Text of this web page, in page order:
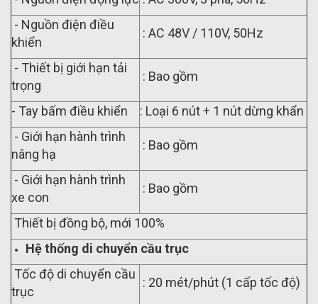
- Nguồn điện điều
khiển
: AC 48V / 110V, 50Hz
- Thiết bị giới hạn tải
trọng
: Bao gồm
- Tay bấm điều khiển
: Loại 6 nút + 1 nút dừng khẩn
- Giới hạn hành trình
nâng hạ
: Bao gồm
- Giới hạn hành trình
xe con
: Bao gồm
Thiết bị đồng bộ, mới 100%
Hệ thống di chuyển cầu trục
Tốc độ di chuyển cầu
trục
: 20 mét/phút (1 cấp tốc độ)